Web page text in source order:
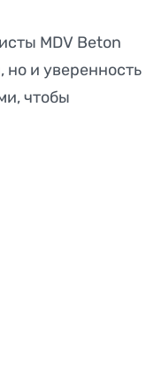
MDV Beton
но и уверенность
чтобы